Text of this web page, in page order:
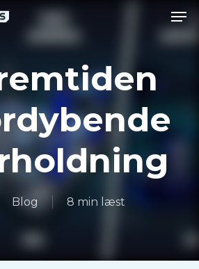
Blog 8 min læst
Menu